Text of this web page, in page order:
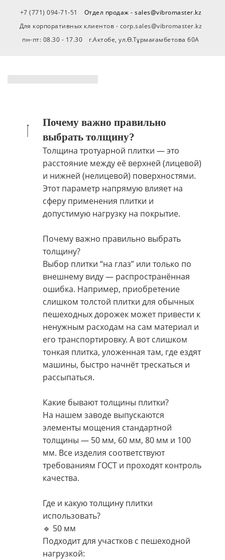
+7 (771) 094-71-51
Отдел продаж - sales@vibromaster.kz
Для корпоративных клиентов - corp.sales@vibromaster.kz
пн-пт: 08.30 - 17.30
г.Актобе, ул.Ө.Тұрмағамбетова 60А
Почему важно правильно
выбрать толщину?
Толщина тротуарной плитки — это
расстояние между её верхней (лицевой)
и нижней (нелицевой) поверхностями.
Этот параметр напрямую влияет на
сферу применения плитки и
допустимую нагрузку на покрытие.
Почему важно правильно выбрать
толщину?
Выбор плитки “на глаз” или только по
внешнему виду — распространённая
ошибка. Например, приобретение
слишком толстой плитки для обычных
пешеходных дорожек может привести к
ненужным расходам на сам материал и
его транспортировку. А вот слишком
тонкая плитка, уложенная там, где ездят
машины, быстро начнёт трескаться и
рассыпаться.
Какие бывают толщины плитки?
На нашем заводе выпускаются
элементы мощения стандартной
толщины — 50 мм, 60 мм, 80 мм и 100
мм. Все изделия соответствуют
требованиям ГОСТ и проходят контроль
качества.
Где и какую толщину плитки
использовать?
🔹 50 мм
Подходит для участков с пешеходной
нагрузкой: